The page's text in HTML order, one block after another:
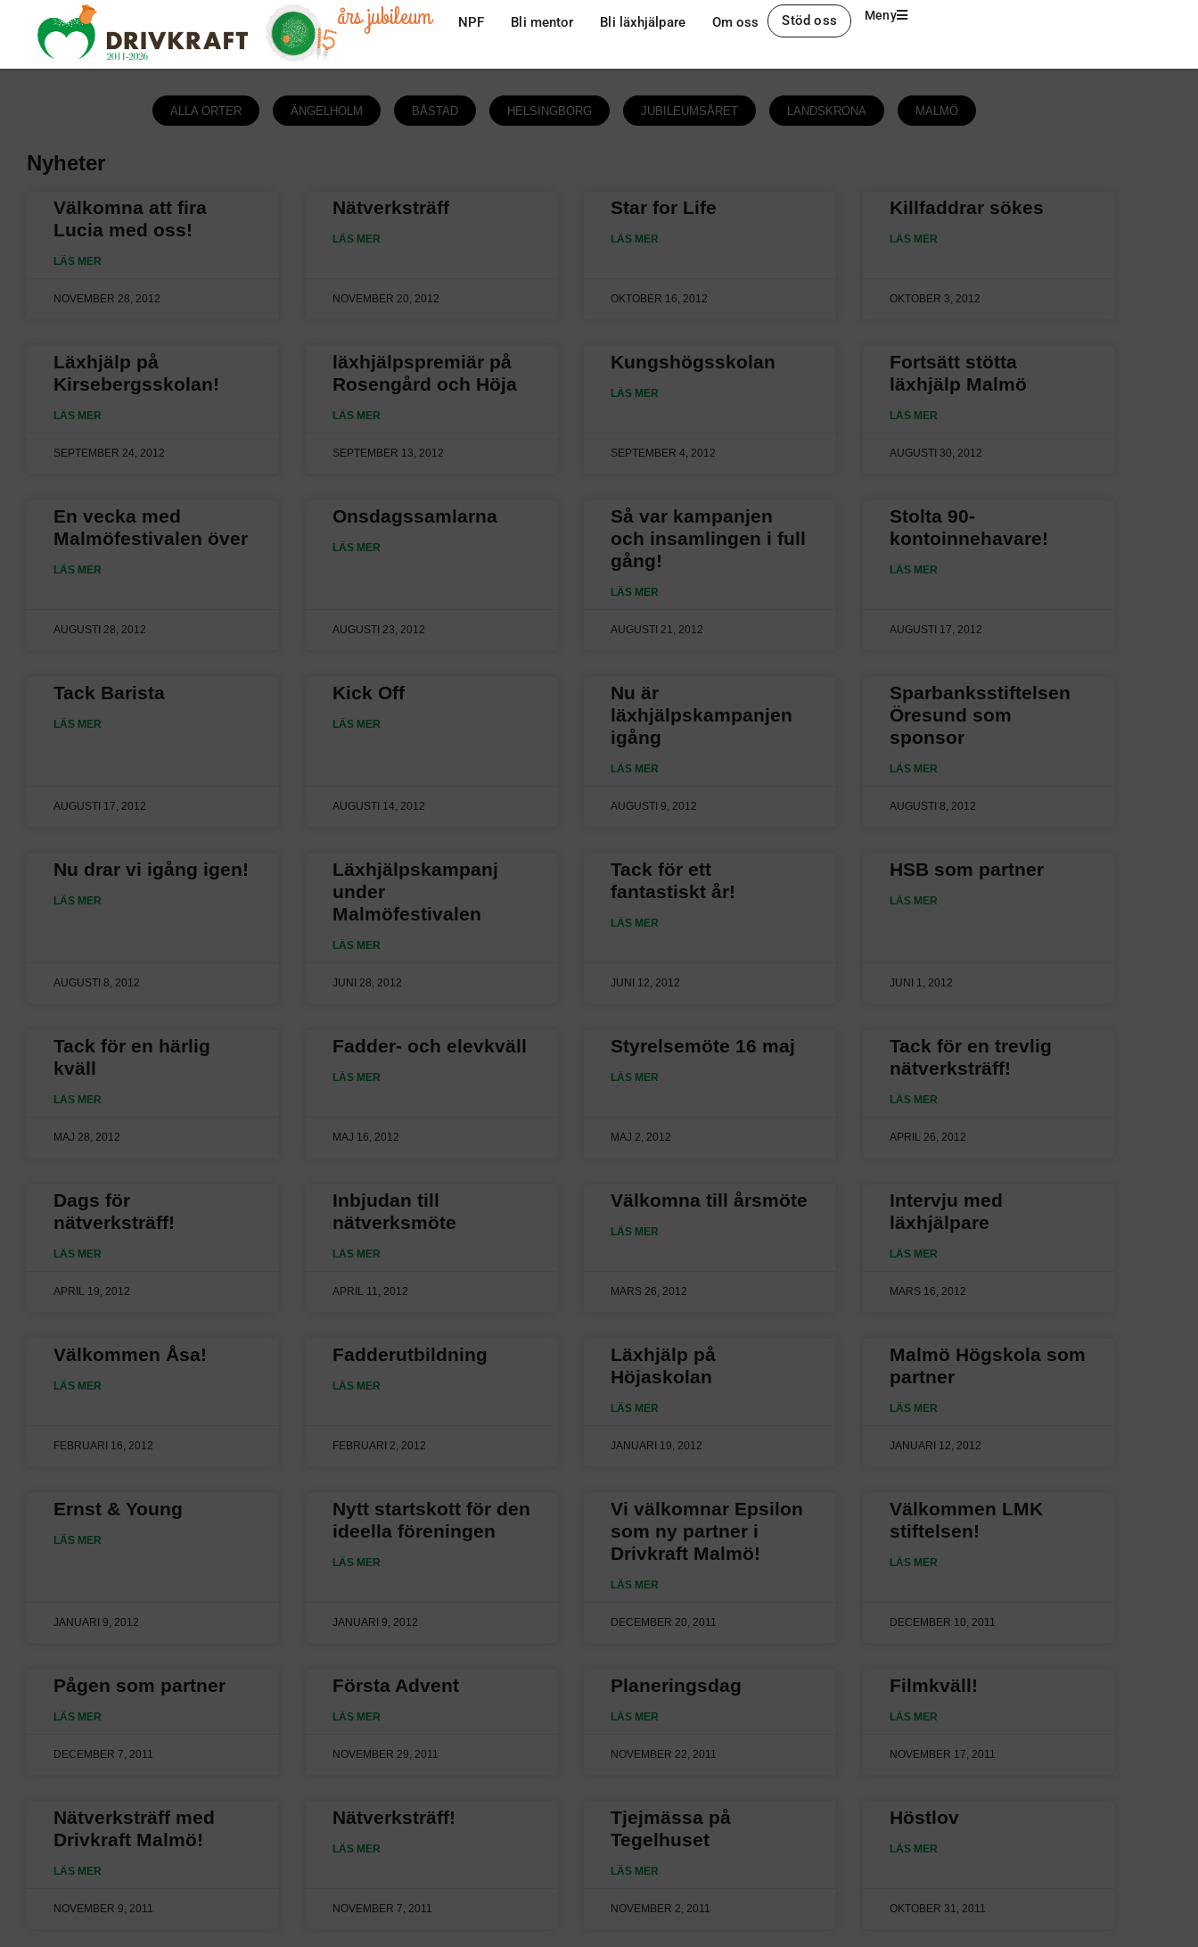
års jubileum NPF Bli mentor Bli läxhjälpare Om oss Stöd oss Meny
ALLA ORTER ÄNGELHOLM BÅSTAD HELSINGBORG JUBILEUMSÅRET LANDSKRONA MALMÖ
Nyheter
Välkomna att fira
Lucia med oss!
LÄS MER
NOVEMBER 28, 2012
Nätverksträff
LÄS MER
NOVEMBER 20, 2012
Star for Life
LÄS MER
OKTOBER 16, 2012
Killfaddrar sökes
LÄS MER
OKTOBER 3, 2012
Läxhjälp på
Kirsebergsskolan!
LÄS MER
SEPTEMBER 24, 2012
läxhjälpspremiär på
Rosengård och Höja
LÄS MER
SEPTEMBER 13, 2012
Kungshögsskolan
LÄS MER
SEPTEMBER 4, 2012
Fortsätt stötta
läxhjälp Malmö
LÄS MER
AUGUSTI 30, 2012
En vecka med
Malmöfestivalen över
LÄS MER
AUGUSTI 28, 2012
Onsdagssamlarna
LÄS MER
AUGUSTI 23, 2012
Så var kampanjen
och insamlingen i full
gång!
LÄS MER
AUGUSTI 21, 2012
Stolta 90-
kontoinnehavare!
LÄS MER
AUGUSTI 17, 2012
Tack Barista
LÄS MER
AUGUSTI 17, 2012
Kick Off
LÄS MER
AUGUSTI 14, 2012
Nu är
läxhjälpskampanjen
igång
LÄS MER
AUGUSTI 9, 2012
Sparbanksstiftelsen
Öresund som
sponsor
LÄS MER
AUGUSTI 8, 2012
Nu drar vi igång igen!
LÄS MER
AUGUSTI 8, 2012
Läxhjälpskampanj
under
Malmöfestivalen
LÄS MER
JUNI 28, 2012
Tack för ett
fantastiskt år!
LÄS MER
JUNI 12, 2012
HSB som partner
LÄS MER
JUNI 1, 2012
Tack för en härlig
kväll
LÄS MER
MAJ 28, 2012
Fadder- och elevkväll
LÄS MER
MAJ 16, 2012
Styrelsemöte 16 maj
LÄS MER
MAJ 2, 2012
Tack för en trevlig
nätverksträff!
LÄS MER
APRIL 26, 2012
Dags för
nätverksträff!
LÄS MER
APRIL 19, 2012
Inbjudan till
nätverksmöte
LÄS MER
APRIL 11, 2012
Välkomna till årsmöte
LÄS MER
MARS 26, 2012
Intervju med
läxhjälpare
LÄS MER
MARS 16, 2012
Välkommen Åsa!
LÄS MER
FEBRUARI 16, 2012
Fadderutbildning
LÄS MER
FEBRUARI 2, 2012
Läxhjälp på
Höjaskolan
LÄS MER
JANUARI 19, 2012
Malmö Högskola som
partner
LÄS MER
JANUARI 12, 2012
Ernst & Young
LÄS MER
JANUARI 9, 2012
Nytt startskott för den
ideella föreningen
LÄS MER
JANUARI 9, 2012
Vi välkomnar Epsilon
som ny partner i
Drivkraft Malmö!
LÄS MER
DECEMBER 20, 2011
Välkommen LMK
stiftelsen!
LÄS MER
DECEMBER 10, 2011
Pågen som partner
LÄS MER
DECEMBER 7, 2011
Första Advent
LÄS MER
NOVEMBER 29, 2011
Planeringsdag
LÄS MER
NOVEMBER 22, 2011
Filmkväll!
LÄS MER
NOVEMBER 17, 2011
Nätverksträff med
Drivkraft Malmö!
LÄS MER
NOVEMBER 9, 2011
Nätverksträff!
LÄS MER
NOVEMBER 7, 2011
Tjejmässa på
Tegelhuset
LÄS MER
NOVEMBER 2, 2011
Höstlov
LÄS MER
OKTOBER 31, 2011